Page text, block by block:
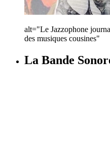
alt="Le Jazzophone
des musiques cousines"
La Bande